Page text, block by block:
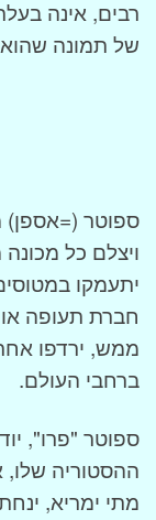
רבים, אינה
של תמונה
ספוטר (=אספן)
ויצלם כל
יתעמקו
חברת תעופה
ממש, ירדפו
ברחבי העולם.
ספוטר "פרו",
ההסטוריה
מתי ימריא,